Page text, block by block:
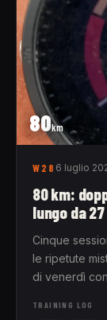
80km
W28 6 luglio
80 km:
lungo da
Cinque
le ripetute
di venerdì
TRAINING LOG